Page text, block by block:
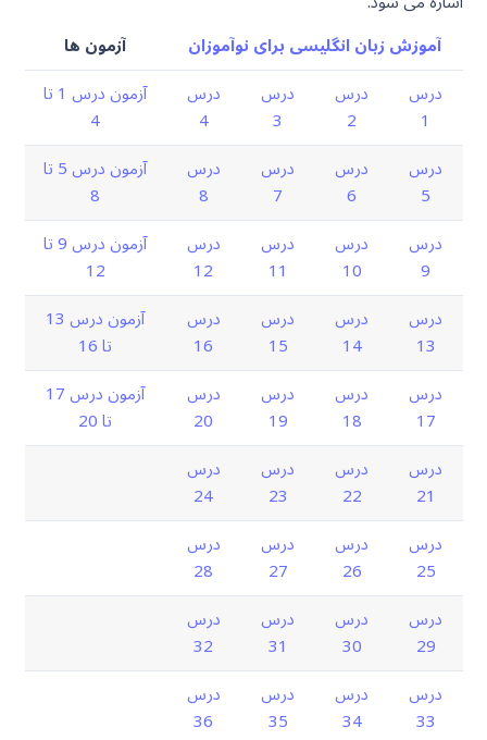
آموزش زبان انگلیسی برای نوآموزان
آزمون ها
درس
1
درس
2
درس
3
درس
4
آزمون درس 1 تا
4
درس
5
درس
6
درس
7
درس
8
آزمون درس 5 تا
8
درس
9
درس
10
درس
11
درس
12
آزمون درس 9 تا
12
درس
13
درس
14
درس
15
درس
16
آزمون درس 13
تا 16
درس
17
درس
18
درس
19
درس
20
آزمون درس 17
تا 20
درس
21
درس
22
درس
23
درس
24
درس
25
درس
26
درس
27
درس
28
درس
29
درس
30
درس
31
درس
32
درس
33
درس
34
درس
35
درس
36